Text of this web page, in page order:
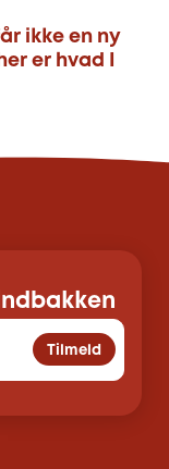
ikke en ny
er hvad I
Tilmeld